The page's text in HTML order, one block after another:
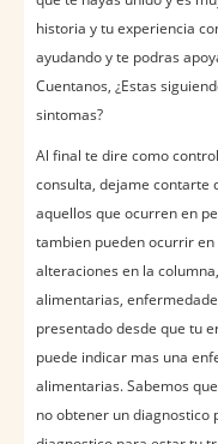
historia y tu experiencia
ayudando y te podras
Cuentanos, ¿Estas
sintomas?
Al final te dire como
consulta, dejame contarte
aquellos que ocurren en
tambien pueden ocurrir
alteraciones en la
alimentarias,
presentado desde que tu
puede indicar mas una
alimentarias. Sabemos
no obtener un diagnostico